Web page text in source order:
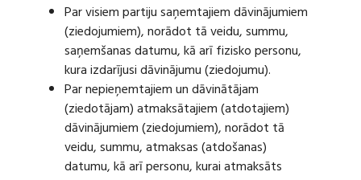
Par visiem partiju saņemtajiem dāvinājumiem
(ziedojumiem), norādot tā veidu, summu,
saņemšanas datumu, kā arī fizisko personu,
kura izdarījusi dāvinājumu (ziedojumu).
Par nepieņemtajiem un dāvinātājam
(ziedotājam) atmaksātajiem (atdotajiem)
dāvinājumiem (ziedojumiem), norādot tā
veidu, summu, atmaksas (atdošanas)
datumu, kā arī personu, kurai atmaksāts